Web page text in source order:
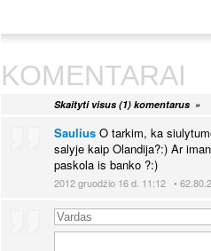
KOMENTARAI
Skaityti visus (1) komentarus »
Saulius O tarkim, ka
salyje kaip Olandija?:) Ar
paskola is banko ?:)
2012 gruodžio 16 d. 11:12 •